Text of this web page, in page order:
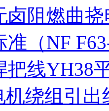
卤阻燃曲
（NF
把线YH38
绕组引出